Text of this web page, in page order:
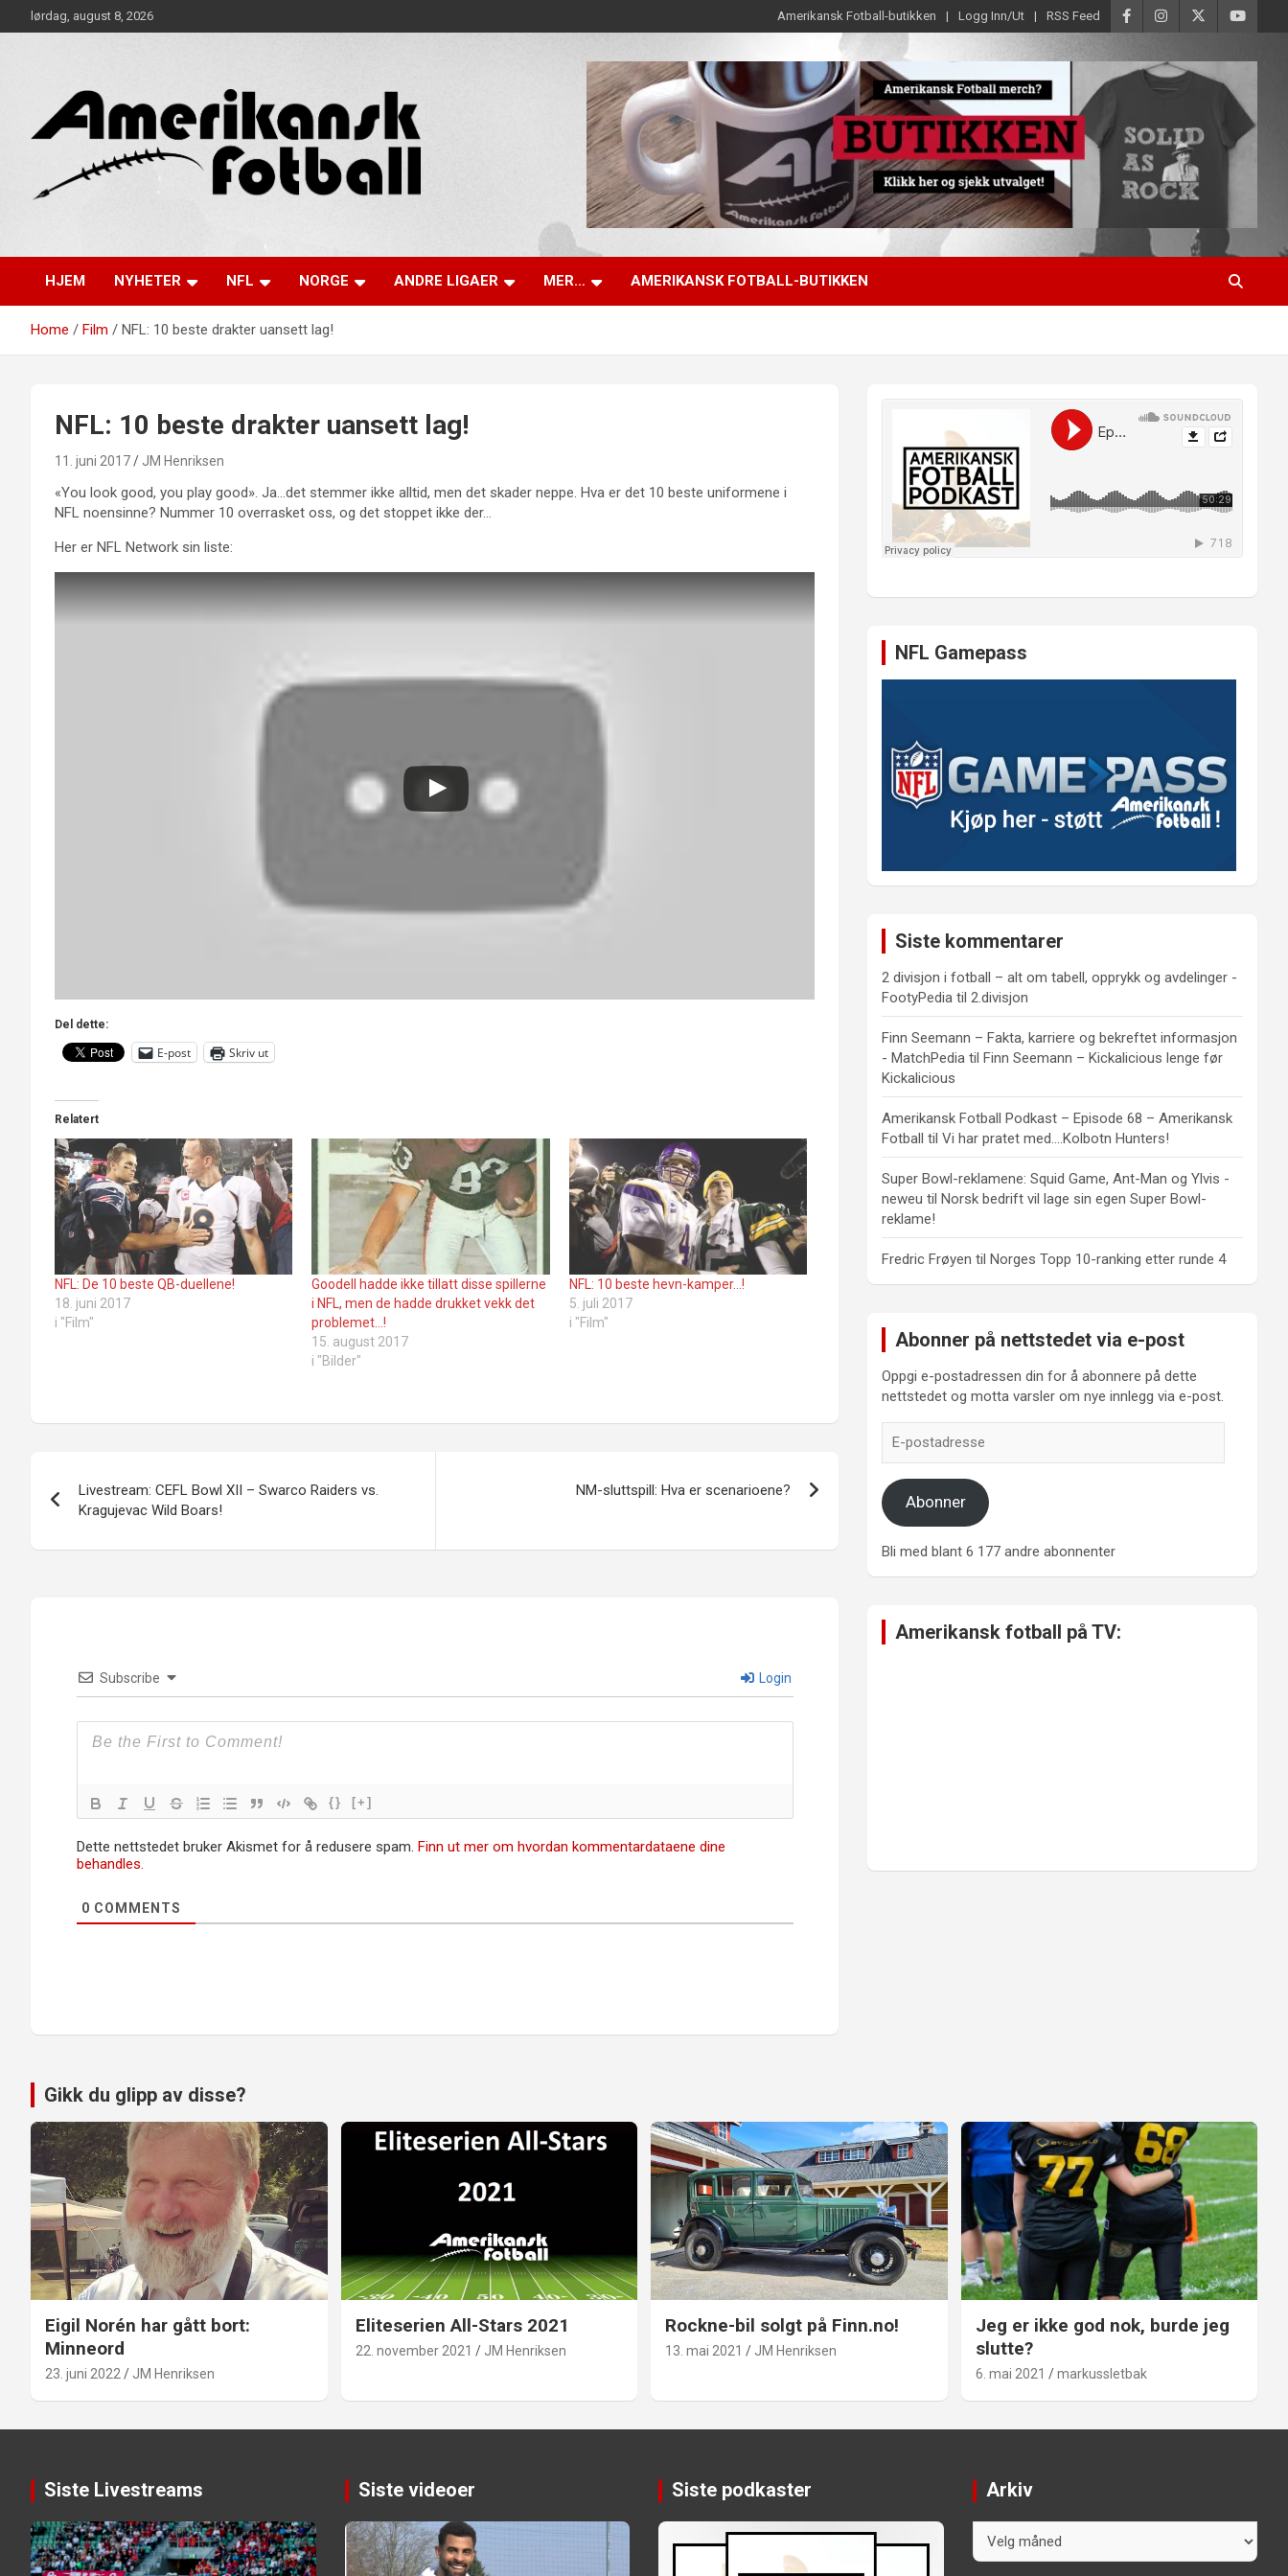
to
lørdag, august 8, 2026 Amerikansk Fotball-butikken Logg Inn/Ut RSS Feed
HJEM NYHETER NFL NORGE ANDRE LIGAER MER… AMERIKANSK FOTBALL-BUTIKKEN
Home Film NFL: 10 beste drakter uansett lag!
NFL: 10 beste drakter uansett lag!
11. juni 2017 JM Henriksen
«You look good, you play good». Ja…det stemmer ikke alltid, men det skader neppe. Hva er det 10 beste uniformene i
NFL noensinne? Nummer 10 overrasket oss, og det stoppet ikke der…
Her er NFL Network sin liste:
Del dette:
E-post Skriv ut
Relatert
NFL: De 10 beste QB-duellene!
18. juni 2017
i "Film"
Goodell hadde ikke tillatt disse spillerne
i NFL, men de hadde drukket vekk det
problemet…!
15. august 2017
i "Bilder"
NFL: 10 beste hevn-kamper…!
5. juli 2017
i "Film"
Livestream: CEFL Bowl XII – Swarco Raiders vs.
Kragujevac Wild Boars!
NM-sluttspill: Hva er scenarioene?
Subscribe Login
{} [+]
Dette nettstedet bruker Akismet for å redusere spam. Finn ut mer om hvordan kommentardataene dine
behandles.
0 COMMENTS
NFL Gamepass
Siste kommentarer
2 divisjon i fotball – alt om tabell, opprykk og avdelinger -
FootyPedia til2.divisjon
Finn Seemann – Fakta, karriere og bekreftet informasjon
- MatchPedia tilFinn Seemann – Kickalicious lenge før
Kickalicious
Amerikansk Fotball Podkast – Episode 68 – Amerikansk
Fotball tilVi har pratet med….Kolbotn Hunters!
Super Bowl-reklamene: Squid Game, Ant-Man og Ylvis -
neweu tilNorsk bedrift vil lage sin egen Super Bowl-
reklame!
Fredric Frøyen tilNorges Topp 10-ranking etter runde 4
Abonner på nettstedet via e-post
Oppgi e-postadressen din for å abonnere på dette
nettstedet og motta varsler om nye innlegg via e-post.
postadresse
Abonner
Bli med blant 6 177 andre abonnenter
Amerikansk fotball på TV:
Gikk du glipp av disse?
Eigil Norén har gått bort:
Minneord
23. juni 2022 JM Henriksen
Eliteserien All-Stars 2021
22. november 2021 JM Henriksen
Rockne-bil solgt på Finn.no!
13. mai 2021 JM Henriksen
Jeg er ikke god nok, burde jeg
slutte?
6. mai 2021 markussletbak
Siste Livestreams Siste videoer Siste podkaster Arkiv